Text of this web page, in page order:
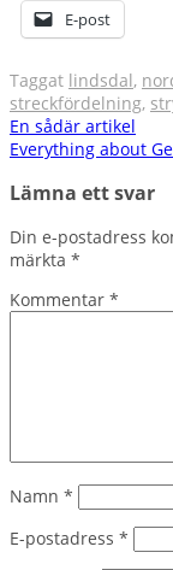
E-post
Taggat lindsdal,
streckfördelning,
En sådär artikel
Everything about
Lämna ett svar
Din e-postadress
märkta *
Kommentar *
Namn *
E-postadress *